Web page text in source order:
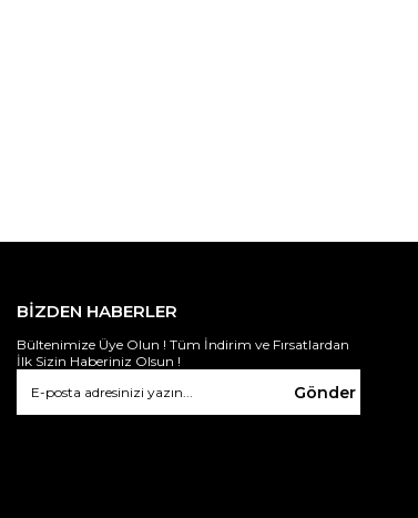
BİZDEN HABERLER
Bültenimize Üye Olun ! Tüm İndirim ve Fırsatlardan
İlk Sizin Haberiniz Olsun !
Gönder